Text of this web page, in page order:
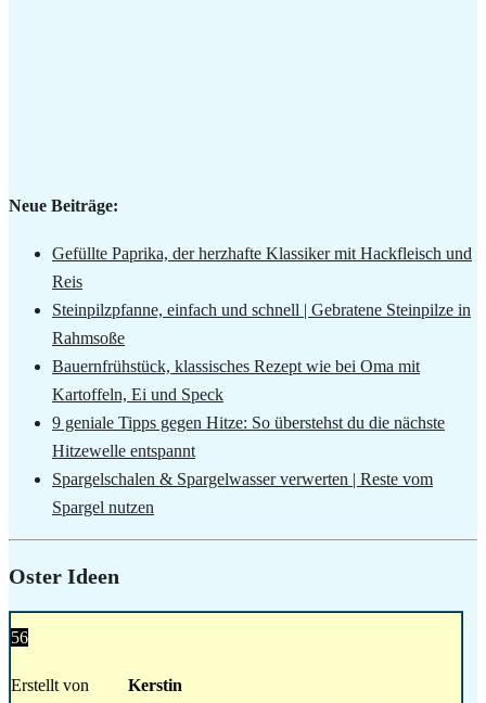
Neue Beiträge:
Gefüllte Paprika, der herzhafte Klassiker mit Hackfleisch und
Reis
Steinpilzpfanne, einfach und schnell | Gebratene Steinpilze in
Rahmsoße
Bauernfrühstück, klassisches Rezept wie bei Oma mit
Kartoffeln, Ei und Speck
9 geniale Tipps gegen Hitze: So überstehst du die nächste
Hitzewelle entspannt
Spargelschalen & Spargelwasser verwerten | Reste vom
Spargel nutzen
Oster Ideen
56
Erstellt von Kerstin